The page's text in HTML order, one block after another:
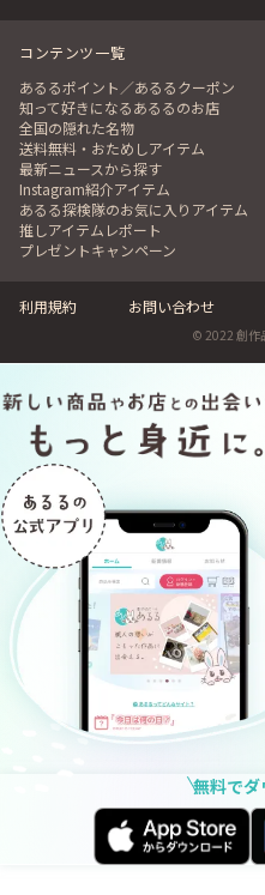
コンテンツ一覧
あるるポイント／あるるクーポン
知って好きになるあるるのお店
全国の隠れた名物
送料無料・おためしアイテム
最新ニュースから探す
Instagram紹介アイテム
あるる探検隊のお気に入りアイテム
推しアイテムレポート
プレゼントキャンペーン
利用規約 お問い合わせ
© 2022 創作
無料で